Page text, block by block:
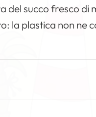
del succo fresco di
la plastica non ne